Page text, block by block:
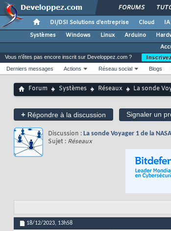
FORUMS
DI/DSI Solutions d'entreprise Cloud IA
Systèmes
Windows Linux Arduino
Vous n'êtes pas encore inscrit sur Developpez.com ?
Derniers messages
Actions Réseau social Blogs
Forum Systèmes Réseaux La sonde
+ Répondre à la discussion Signaler un
Discussion : La sonde Voyager 1 de la
Sujet : Réseaux
18/12/2023, 13h58